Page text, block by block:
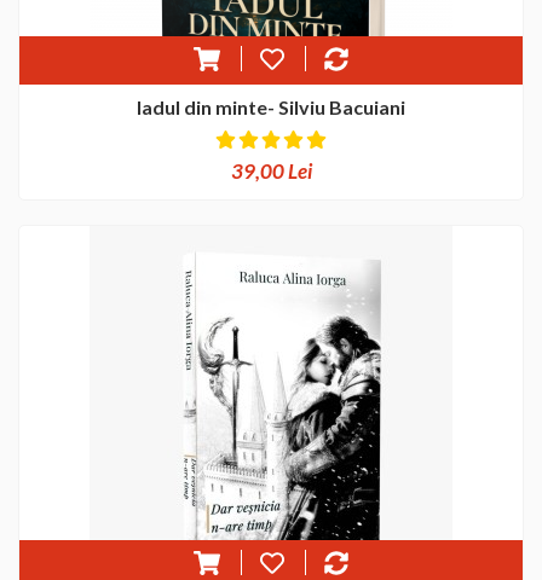
Iadul din minte- Silviu Bacuiani
39,00 Lei